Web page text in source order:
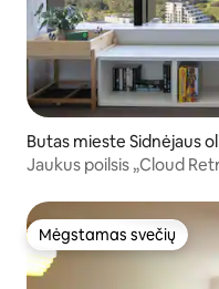
Butas mieste Sidnėjaus
Jaukus poilsis „Cloud
Mėgstamas svečių
Mėgstamas svečių